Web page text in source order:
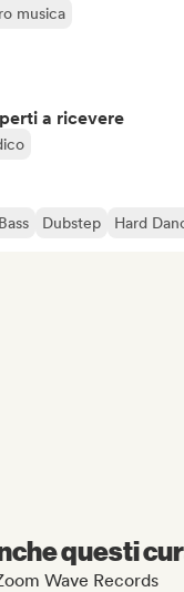
musica
a ricevere
Dubstep Hard
questi
Wave Records